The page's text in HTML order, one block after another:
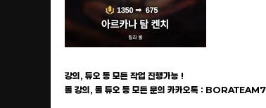
강의, 듀오 등 모든 작업 진행가능 !
롤 강의, 롤 듀오 등 모든 문의 카카오톡 : BORATEAM7